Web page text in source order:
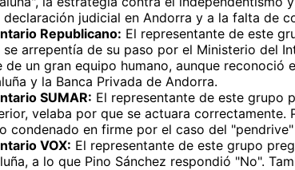
declaración judicial en Andorra y a la falta de
Republicano: El representante de este
arrepentía de su paso por el Ministerio del
un gran equipo humano, aunque
y la Banca Privada de Andorra.
SUMAR: El representante de este grupo
velaba por que se actuara
condenado en firme por el caso del
VOX: El representante de este grupo
a lo que Pino Sánchez respondió "No".